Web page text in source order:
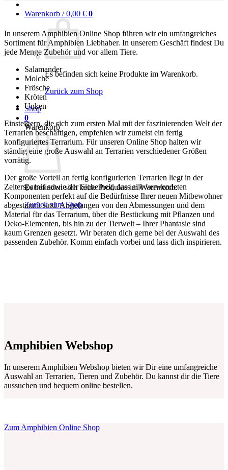
Warenkorb /0,00 € 0
Es befinden sich keine Produkte im Warenkorb.
Zurück zum Shop
Shop
0
Warenkorb
Es befinden sich keine Produkte im Warenkorb.
Zurück zum Shop
In unserem Amphibien Online Shop führen wir ein umfangreiches
Sortiment für Amphibien Liebhaber. In unserem Geschäft findest Du
jede Menge Zubehör und vor allem Tiere.
Salamander
Molche
Frösche
Kröten
Unken
Einsteigern, die sich zum ersten Mal mit der faszinierenden Welt der
Terrarien beschäftigen, empfehlen wir zumeist ein fertig
konfiguriertes Terrarium. Für unseren Online Shop halten wir
ständig eine große Auswahl an Terrarien verschiedener Größen
vorrätig.
Der große Vorteil an fertig konfigurierten Terrarien liegt in der
Zeitersparnis sowie der Sicherheit, dass alle verwendeten
Komponenten perfekt auf die Bedürfnisse Ihrer neuen Mitbewohner
abgestimmt sind. Angefangen von den Abmessungen und dem
Material für das Terrarium, über die Bestückung mit Pflanzen und
Deko-Elementen, bis hin zu der Tierwelt – Ihrer Phantasie sind
kaum Grenzen gesetzt. Wir beraten dich gerne bei der Auswahl des
passenden Zubehör. Komm einfach vorbei und lass dich inspirieren.
Amphibien Webshop
In unserem Amphibien Webshop bieten wir Dir eine umfangreiche
Auswahl an Terrarien, Tieren und Zubehör. Du kannst dir die Tiere
aussuchen und bequem online bestellen.
Zum Amphibien Online Shop